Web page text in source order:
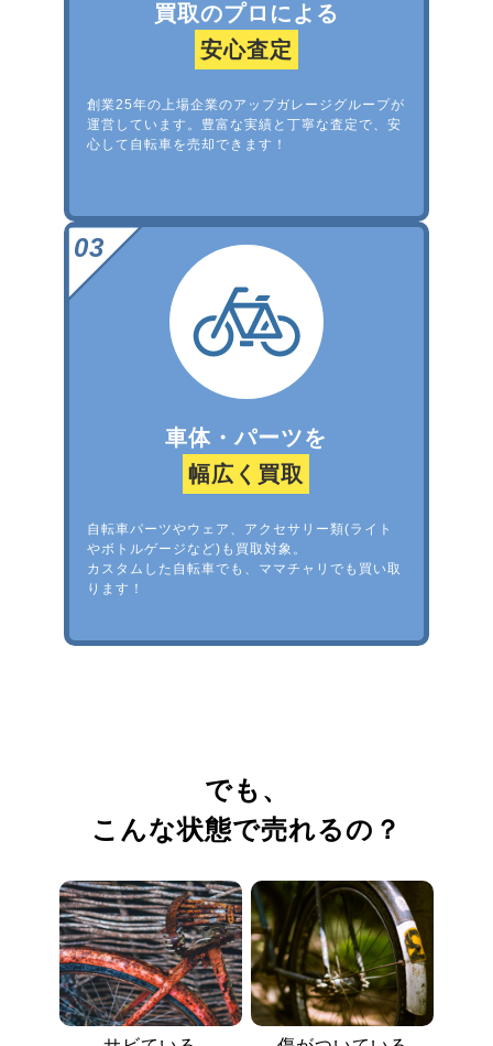
買取のプロによる
安心査定
創業25年の上場企業のアップガレージグループが
運営しています。豊富な実績と丁寧な査定で、安
心して自転車を売却できます！
車体・パーツを
幅広く買取
自転車パーツやウェア、アクセサリー類(ライト
やボトルゲージなど)も買取対象。
カスタムした自転車でも、ママチャリでも買い取
ります！
でも、
こんな状態で売れるの？